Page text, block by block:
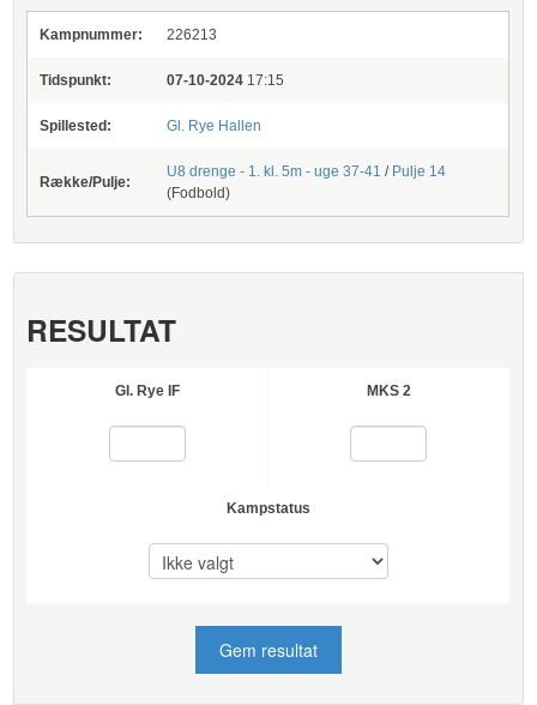
Kampnummer: 226213
Tidspunkt: 07-10-2024 17:15
Spillested: Gl. Rye Hallen
Række/Pulje:
U8 drenge - 1. kl. 5m - uge 37-41/ Pulje 14
(Fodbold)
RESULTAT
Gl. Rye IF
Kampstatus
MKS 2